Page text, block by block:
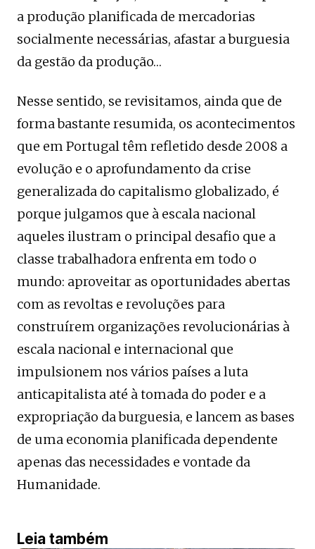
a produção planificada de mercadorias
socialmente necessárias, afastar a burguesia
da gestão da produção…
Nesse sentido, se revisitamos, ainda que de
forma bastante resumida, os acontecimentos
que em Portugal têm refletido desde 2008 a
evolução e o aprofundamento da crise
generalizada do capitalismo globalizado, é
porque julgamos que à escala nacional
aqueles ilustram o principal desafio que a
classe trabalhadora enfrenta em todo o
mundo: aproveitar as oportunidades abertas
com as revoltas e revoluções para
construírem organizações revolucionárias à
escala nacional e internacional que
impulsionem nos vários países a luta
anticapitalista até à tomada do poder e a
expropriação da burguesia, e lancem as bases
de uma economia planificada dependente
apenas das necessidades e vontade da
Humanidade.
Leia também